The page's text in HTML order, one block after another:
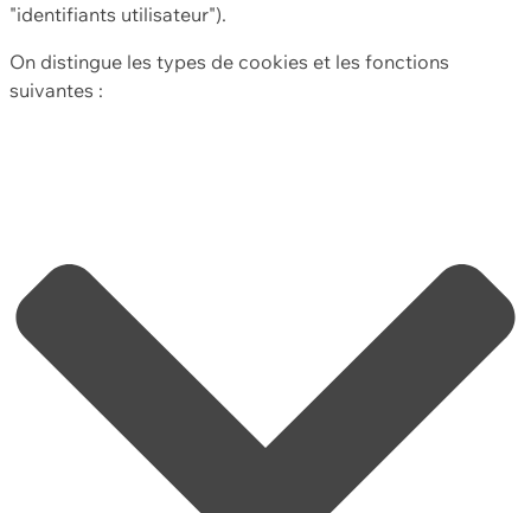
"identifiants utilisateur").
On distingue les types de cookies et les fonctions
suivantes :